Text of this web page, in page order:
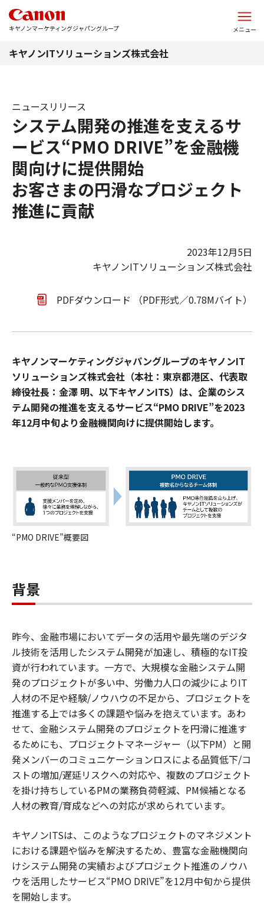
キヤノンマーケティングジャパングループ メニュー
キヤノンITソリューションズ株式会社
システム開発の推進を支えるサ
ービス“PMO DRIVE”を金融機
関向けに提供開始
お客さまの円滑なプロジェクト
推進に貢献
ニュースリリース
2023年12月5日
キヤノンITソリューションズ株式会社
PDFダウンロード （PDF形式／0.78Mバイト）
キヤノンマーケティングジャパングループのキヤノンIT
ソリューションズ株式会社（本社：東京都港区、代表取
締役社長：金澤 明、以下キヤノンITS）は、企業のシス
テム開発の推進を支えるサービス“PMO DRIVE”を2023
年12月中旬より金融機関向けに提供開始します。
“PMO DRIVE”概要図
背景
昨今、金融市場においてデータの活用や最先端のデジタ
ル技術を活用したシステム開発が加速し、積極的なIT投
資が行われています。一方で、大規模な金融システム開
発のプロジェクトが多い中、労働力人口の減少によりIT
人材の不足や経験/ノウハウの不足から、プロジェクトを
推進する上では多くの課題や悩みを抱えています。あわ
せて、金融システム開発のプロジェクトを円滑に推進す
るためにも、プロジェクトマネージャー（以下PM）と開
発メンバーのコミュニケーションロスによる品質低下/コ
ストの増加/遅延リスクへの対応や、複数のプロジェクト
を掛け持ちしているPMの業務負荷軽減、PM候補となる
人材の教育/育成などへの対応が求められています。
キヤノンITSは、このようなプロジェクトのマネジメント
における課題や悩みを解決するため、豊富な金融機関向
けシステム開発の実績およびプロジェクト推進のノウハ
ウを活用したサービス“PMO DRIVE”を12月中旬から提供
を開始します。